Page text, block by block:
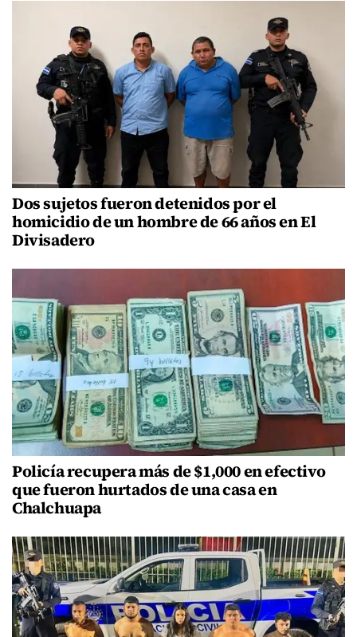
Dos sujetos fueron detenidos por el
homicidio de un hombre de 66 años en El
Divisadero
Policía recupera más de $1,000 en efectivo
que fueron hurtados de una casa en
Chalchuapa